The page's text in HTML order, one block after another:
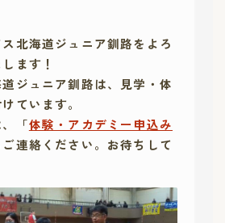
北海道ジュニア釧路をよろ
ます！
ジュニア釧路は、見学・体
ています。
「体験・アカデミー申込み
ご連絡ください。お待ちして